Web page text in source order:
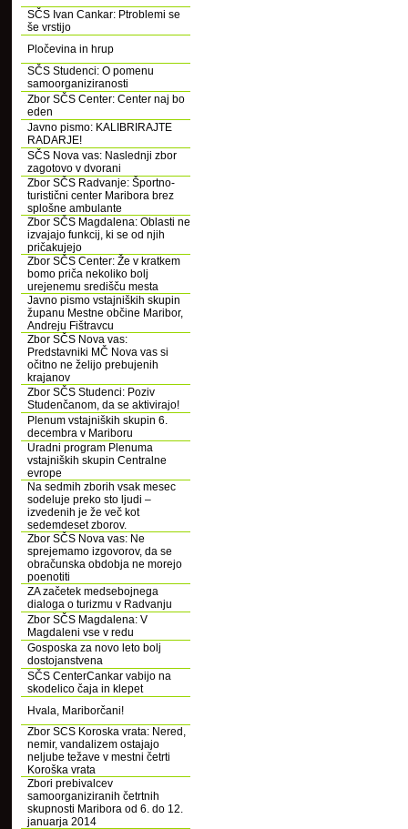
SČS Ivan Cankar: Ptroblemi se
še vrstijo
Pločevina in hrup
SČS Studenci: O pomenu
samoorganiziranosti
Zbor SČS Center: Center naj bo
eden
Javno pismo: KALIBRIRAJTE
RADARJE!
SČS Nova vas: Naslednji zbor
zagotovo v dvorani
Zbor SČS Radvanje: Športno-
turistični center Maribora brez
splošne ambulante
Zbor SČS Magdalena: Oblasti ne
izvajajo funkcij, ki se od njih
pričakujejo
Zbor SČS Center: Že v kratkem
bomo priča nekoliko bolj
urejenemu središču mesta
Javno pismo vstajniških skupin
županu Mestne občine Maribor,
Andreju Fištravcu
Zbor SČS Nova vas:
Predstavniki MČ Nova vas si
očitno ne želijo prebujenih
krajanov
Zbor SČS Studenci: Poziv
Studenčanom, da se aktivirajo!
Plenum vstajniških skupin 6.
decembra v Mariboru
Uradni program Plenuma
vstajniških skupin Centralne
evrope
Na sedmih zborih vsak mesec
sodeluje preko sto ljudi –
izvedenih je že več kot
sedemdeset zborov.
Zbor SČS Nova vas: Ne
sprejemamo izgovorov, da se
obračunska obdobja ne morejo
poenotiti
ZA začetek medsebojnega
dialoga o turizmu v Radvanju
Zbor SČS Magdalena: V
Magdaleni vse v redu
Gosposka za novo leto bolj
dostojanstvena
SČS CenterCankar vabijo na
skodelico čaja in klepet
Hvala, Mariborčani!
Zbor SCS Koroska vrata: Nered,
nemir, vandalizem ostajajo
neljube težave v mestni četrti
Koroška vrata
Zbori prebivalcev
samoorganiziranih četrtnih
skupnosti Maribora od 6. do 12.
januarja 2014